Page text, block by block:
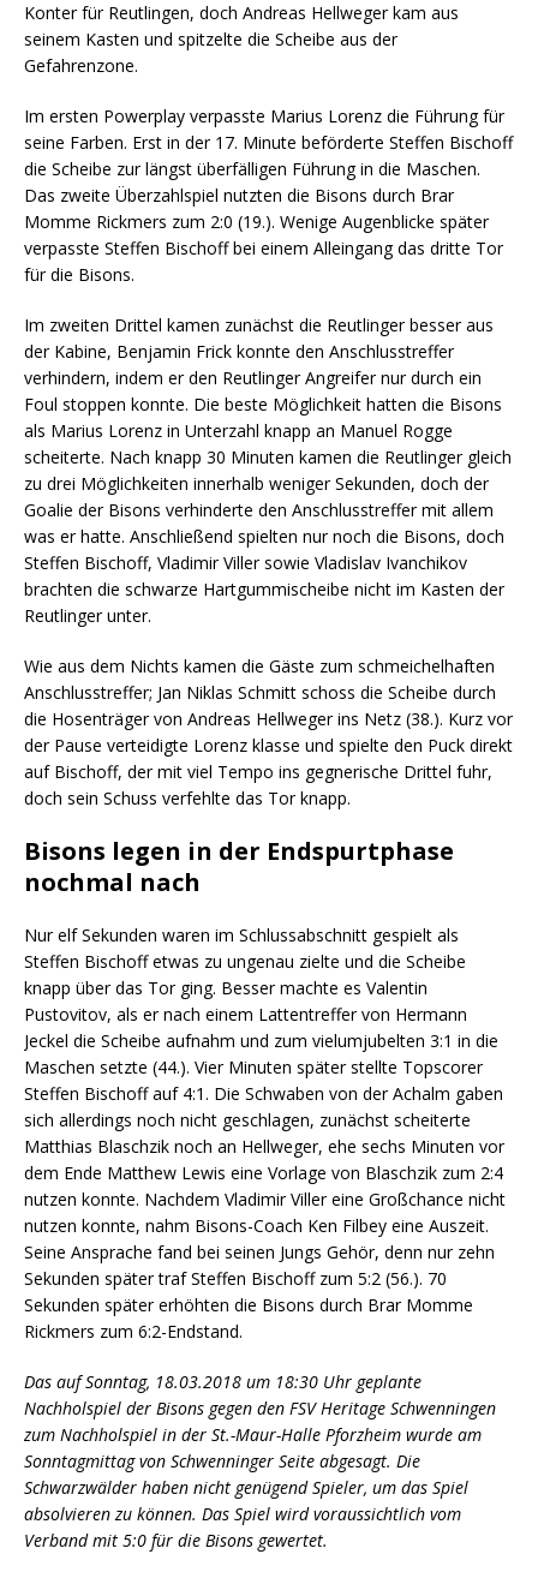
Konter für Reutlingen, doch Andreas Hellweger kam aus
seinem Kasten und spitzelte die Scheibe aus der
Gefahrenzone.
Im ersten Powerplay verpasste Marius Lorenz die Führung für
seine Farben. Erst in der 17. Minute beförderte Steffen Bischoff
die Scheibe zur längst überfälligen Führung in die Maschen.
Das zweite Überzahlspiel nutzten die Bisons durch Brar
Momme Rickmers zum 2:0 (19.). Wenige Augenblicke später
verpasste Steffen Bischoff bei einem Alleingang das dritte Tor
für die Bisons.
Im zweiten Drittel kamen zunächst die Reutlinger besser aus
der Kabine, Benjamin Frick konnte den Anschlusstreffer
verhindern, indem er den Reutlinger Angreifer nur durch ein
Foul stoppen konnte. Die beste Möglichkeit hatten die Bisons
als Marius Lorenz in Unterzahl knapp an Manuel Rogge
scheiterte. Nach knapp 30 Minuten kamen die Reutlinger gleich
zu drei Möglichkeiten innerhalb weniger Sekunden, doch der
Goalie der Bisons verhinderte den Anschlusstreffer mit allem
was er hatte. Anschließend spielten nur noch die Bisons, doch
Steffen Bischoff, Vladimir Viller sowie Vladislav Ivanchikov
brachten die schwarze Hartgummischeibe nicht im Kasten der
Reutlinger unter.
Wie aus dem Nichts kamen die Gäste zum schmeichelhaften
Anschlusstreffer; Jan Niklas Schmitt schoss die Scheibe durch
die Hosenträger von Andreas Hellweger ins Netz (38.). Kurz vor
der Pause verteidigte Lorenz klasse und spielte den Puck direkt
auf Bischoff, der mit viel Tempo ins gegnerische Drittel fuhr,
doch sein Schuss verfehlte das Tor knapp.
Bisons legen in der Endspurtphase
nochmal nach
Nur elf Sekunden waren im Schlussabschnitt gespielt als
Steffen Bischoff etwas zu ungenau zielte und die Scheibe
knapp über das Tor ging. Besser machte es Valentin
Pustovitov, als er nach einem Lattentreffer von Hermann
Jeckel die Scheibe aufnahm und zum vielumjubelten 3:1 in die
Maschen setzte (44.). Vier Minuten später stellte Topscorer
Steffen Bischoff auf 4:1. Die Schwaben von der Achalm gaben
sich allerdings noch nicht geschlagen, zunächst scheiterte
Matthias Blaschzik noch an Hellweger, ehe sechs Minuten vor
dem Ende Matthew Lewis eine Vorlage von Blaschzik zum 2:4
nutzen konnte. Nachdem Vladimir Viller eine Großchance nicht
nutzen konnte, nahm Bisons-Coach Ken Filbey eine Auszeit.
Seine Ansprache fand bei seinen Jungs Gehör, denn nur zehn
Sekunden später traf Steffen Bischoff zum 5:2 (56.). 70
Sekunden später erhöhten die Bisons durch Brar Momme
Rickmers zum 6:2-Endstand.
Das auf Sonntag, 18.03.2018 um 18:30 Uhr geplante
Nachholspiel der Bisons gegen den FSV Heritage Schwenningen
zum Nachholspiel in der St.-Maur-Halle Pforzheim wurde am
Sonntagmittag von Schwenninger Seite abgesagt. Die
Schwarzwälder haben nicht genügend Spieler, um das Spiel
absolvieren zu können. Das Spiel wird voraussichtlich vom
Verband mit 5:0 für die Bisons gewertet.